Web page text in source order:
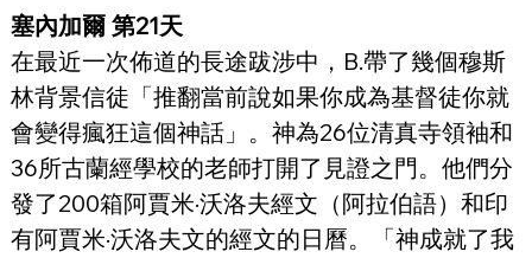
塞內加爾 第21天
在最近一次佈道的長途跋涉中，B.帶了幾個穆斯
林背景信徒「推翻當前說如果你成為基督徒你就
會變得瘋狂這個神話」。神為26位清真寺領袖和
36所古蘭經學校的老師打開了見證之門。他們分
發了200箱阿賈米·沃洛夫經文（阿拉伯語）和印
有阿賈米·沃洛夫文的經文的日曆。「神成就了我